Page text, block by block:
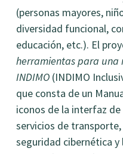
(personas mayores,
diversidad funcional,
educación, etc.). El
herramientas para
INDIMO(INDIMO
que consta de un
iconos de la interfaz
servicios de
seguridad cibernética